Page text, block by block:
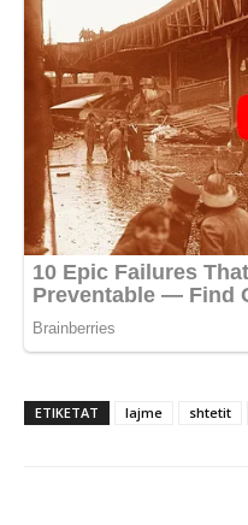
ETIKETAT lajme shtetit